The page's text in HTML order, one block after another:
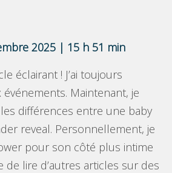
2025 | 15 h 51 min
éclairant ! J’ai toujours
Maintenant, je
différences entre une baby
reveal. Personnellement, je
pour son côté plus intime
de lire d’autres articles sur des